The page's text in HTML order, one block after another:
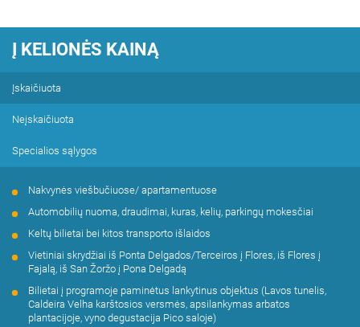
Į KELIONĖS KAINĄ
Įskaičiuota
Neįskaičiuota
Specialios sąlygos
Nakvynės viešbučiuose/ apartamentuose
Automobilių nuoma, draudimai, kuras, kelių, parkingų mokesčiai
Keltų bilietai bei kitos transporto išlaidos
Vietiniai skrydžiai iš Ponta Delgados/Terceiros į Flores, iš Flores į
Fajalą, iš San Žoržo į Pona Delgadą
Bilietai į programoje paminėtus lankytinus objektus (Lavos tunelis,
Caldeira Velha karštosios versmės, apsilankymas arbatos
plantacijoje, vyno degustacija Pico saloje)